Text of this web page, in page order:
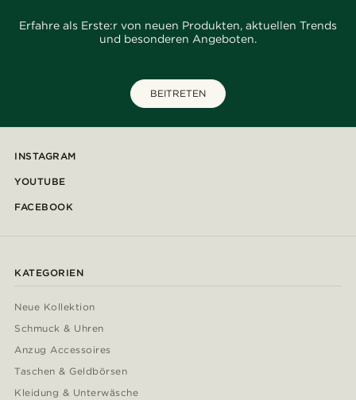
Erfahre als Erste:r von neuen Produkten, aktuellen Trends
und besonderen Angeboten.
BEITRETEN
INSTAGRAM
YOUTUBE
FACEBOOK
KATEGORIEN
Neue Kollektion
Schmuck & Uhren
Anzug Accessoires
Taschen & Geldbörsen
Kleidung & Unterwäsche